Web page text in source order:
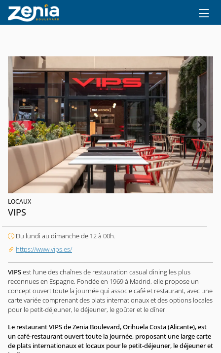
Ir al contenido principal
LOCAUX
VIPS
Du lundi au dimanche de 12 à 00h.
https://www.vips.es/
VIPSest l’une des chaînes de restauration casual dining les plus
reconnues en Espagne. Fondée en 1969 à Madrid, elle propose un
concept ouvert toute la journée qui associe café et restaurant, avec une
carte variée comprenant des plats internationaux et des options locales
pour le petit-déjeuner, le déjeuner, le goûter et le dîner.
Le restaurant VIPS de Zenia Boulevard, Orihuela Costa (Alicante), est
un café-restaurant ouvert toute la journée, proposant une large carte
de plats internationaux et locaux pour le petit-déjeuner, le déjeuner et